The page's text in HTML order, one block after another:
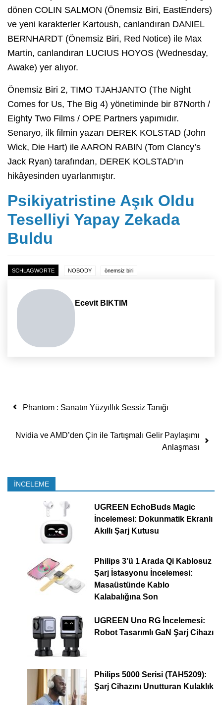
dönen COLIN SALMON (Önemsiz Biri, EastEnders)
ve yeni karakterler Kartoush, canlandıran DANIEL
BERNHARDT (Önemsiz Biri, Red Notice) ile Max
Martin, canlandıran LUCIUS HOYOS (Wednesday,
Awake) yer alıyor.
Önemsiz Biri 2, TIMO TJAHJANTO (The Night
Comes for Us, The Big 4) yönetiminde bir 87North /
Eighty Two Films / OPE Partners yapımıdır.
Senaryo, ilk filmin yazarı DEREK KOLSTAD (John
Wick, Die Hart) ile AARON RABIN (Tom Clancy’s
Jack Ryan) tarafından, DEREK KOLSTAD’ın
hikâyesinden uyarlanmıştır.
Psikiyatristine Aşık Oldu
Teselliyi Yapay Zekada
Buldu
SCHLAGWORTE NOBODY önemsiz biri
Ecevit BIKTIM
Yazı dolaşımı
Phantom : Sanatın Yüzyıllık Sessiz Tanığı
Nvidia ve AMD’den Çin ile Tartışmalı Gelir Paylaşımı
Anlaşması
İNCELEME
UGREEN EchoBuds Magic
İncelemesi: Dokunmatik Ekranlı
Akıllı Şarj Kutusu
Philips 3’ü 1 Arada Qi Kablosuz
Şarj İstasyonu İncelemesi:
Masaüstünde Kablo
Kalabalığına Son
UGREEN Uno RG İncelemesi:
Robot Tasarımlı GaN Şarj Cihazı
Philips 5000 Serisi (TAH5209):
Şarj Cihazını Unutturan Kulaklık